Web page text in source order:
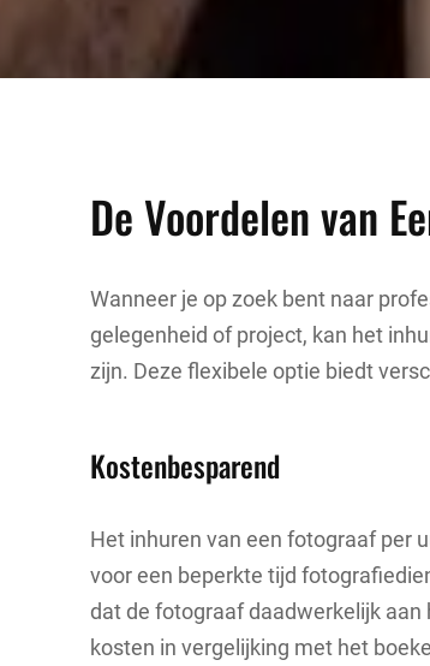
De Voordelen van
Wanneer je op zoek bent naar
gelegenheid of project, kan het
zijn. Deze flexibele optie biedt
Kostenbesparend
Het inhuren van een fotograaf per
voor een beperkte tijd
dat de fotograaf daadwerkelijk
kosten in vergelijking met het